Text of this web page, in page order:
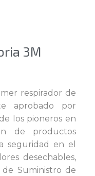
3M
respirador de
aprobado por
los pioneros en
de productos
seguridad en el
desechables,
de Suministro de